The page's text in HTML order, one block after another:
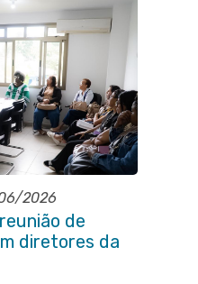
2026
de
diretores da